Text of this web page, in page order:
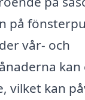
på
vår- och
vilket kan